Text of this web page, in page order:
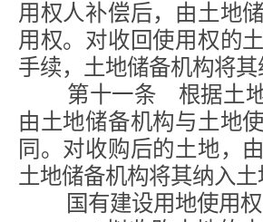
用权人补偿后，由土地
用权。对收回使用权的
手续，土地储备机构将
第十一条 根据土地
由土地储备机构与土地
同。对收购后的土地，
土地储备机构将其纳入土
国有建设用地使用权